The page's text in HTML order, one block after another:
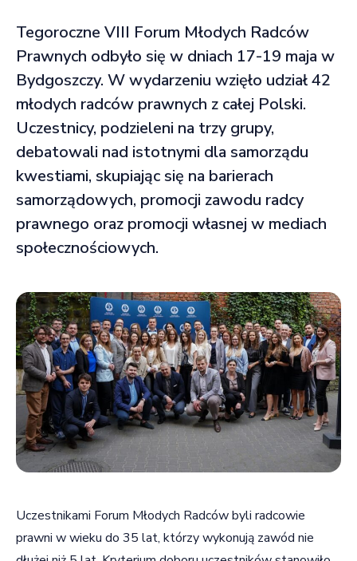
Tegoroczne VIII Forum Młodych Radców
Prawnych odbyło się w dniach 17-19 maja w
Bydgoszczy. W wydarzeniu wzięło udział 42
młodych radców prawnych z całej Polski.
Uczestnicy, podzieleni na trzy grupy,
debatowali nad istotnymi dla samorządu
kwestiami, skupiając się na barierach
samorządowych, promocji zawodu radcy
prawnego oraz promocji własnej w mediach
społecznościowych.
Uczestnikami Forum Młodych Radców byli radcowie
prawni w wieku do 35 lat, którzy wykonują zawód nie